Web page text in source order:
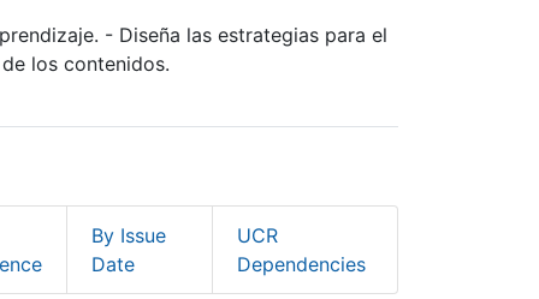
- Diseña las estrategias para el
los contenidos.
By Issue
Date
UCR
Dependencies